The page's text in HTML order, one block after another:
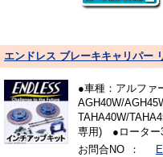
エンドレス ブレーキキャリパー
●車種：アルファ
AGH40W/
TAHA40W/
専用) ●ローター
お問合NO
：